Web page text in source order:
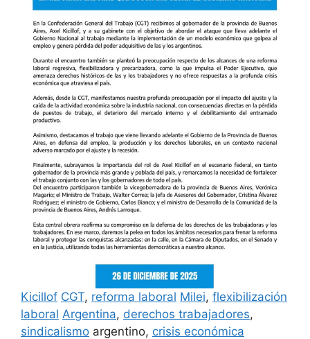
Kicillof CGT, reforma laboral Milei, flexibilización
laboral Argentina, derechos trabajadores,
sindicalismo argentino, crisis económica